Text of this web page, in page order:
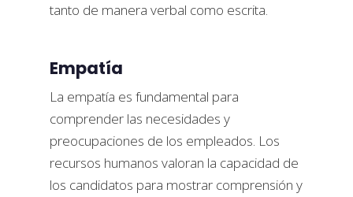
tanto de manera verbal como escrita.
Empatía
La empatía es fundamental para
comprender las necesidades y
preocupaciones de los empleados. Los
recursos humanos valoran la capacidad de
los candidatos para mostrar comprensión y